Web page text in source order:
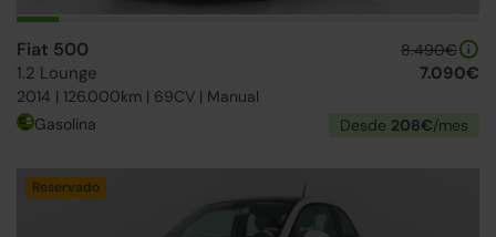
Fiat 500
1.2 Lounge
2014 | 126.000km | 69CV | Manual
8.490€
7.090€
Gasolina Desde 208€/mes
Reservado